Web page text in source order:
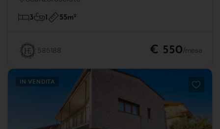
3 1 55m2
585188 € 550/mese
IN VENDITA